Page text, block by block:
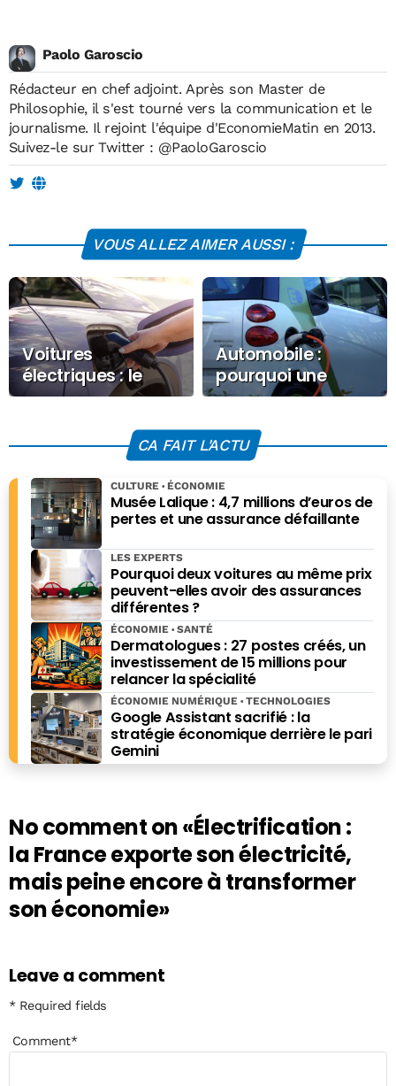
Paolo Garoscio
Rédacteur en chef adjoint. Après son Master de
Philosophie, il s'est tourné vers la communication et le
journalisme. Il rejoint l'équipe d'EconomieMatin en 2013.
Suivez-le sur Twitter : @PaoloGaroscio
VOUS ALLEZ AIMER AUSSI :
Voitures
électriques : le
leasing social
relancé plus vite
Automobile :
pourquoi une
hausse de 50%
voitures
électriques en
Europe ?
CA FAIT L'ACTU
Musée Lalique : 4,7 millions d’euros de
pertes et une assurance défaillante
CULTURE ÉCONOMIE
Pourquoi deux voitures au même prix
peuvent-elles avoir des assurances
différentes ?
LES EXPERTS
Dermatologues : 27 postes créés, un
investissement de 15 millions pour
relancer la spécialité
ÉCONOMIE SANTÉ
Google Assistant sacrifié : la
stratégie économique derrière le pari
Gemini
ÉCONOMIE NUMÉRIQUE TECHNOLOGIES
No comment on«Électrification :
la France exporte son électricité,
mais peine encore à transformer
son économie»
Leave a comment
* Required fields
Comment*